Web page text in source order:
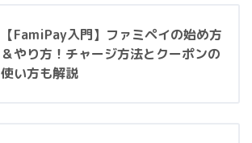
【FamiPay入門】ファミペイの始め方
＆やり方！チャージ方法とクーポンの
使い方も解説